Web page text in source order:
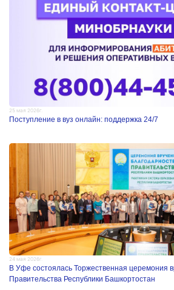
25 мая 2026г.
Поступление в вуз онлайн: поддержка 24/7
24 мая 2026г.
В Уфе состоялась Торжественная церемония
Правительства Республики Башкортостан